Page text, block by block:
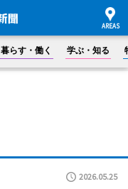
暮らす・働く 学ぶ・知る
2026.05.25